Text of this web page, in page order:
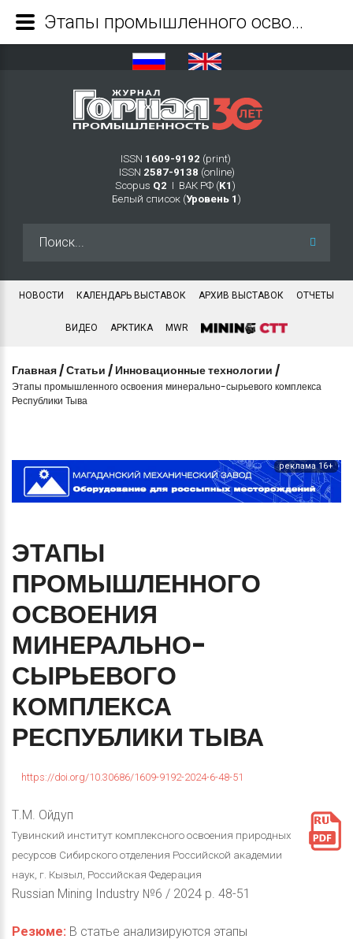
ISSN 1609-9192 (print)
ISSN 2587-9138 (online)
Scopus Q2 Ι ВАК РФ (K1 )
Белый список (Уровень 1 )
НОВОСТИ КАЛЕНДАРЬ ВЫСТАВОК АРХИВ ВЫСТАВОК ОТЧЕТЫ
ВИДЕО АРКТИКА MWR
Главная /Статьи / Инновационные технологии /
Этапы промышленного освоения минерально-сырьевого комплекса
Республики Тыва
реклама 16+
ЭТАПЫ
ПРОМЫШЛЕННОГО
ОСВОЕНИЯ
МИНЕРАЛЬНО-
СЫРЬЕВОГО
КОМПЛЕКСА
РЕСПУБЛИКИ ТЫВА
https://doi.org/10.30686/1609-9192-2024-6-48-51
Т.М. Ойдуп
Тувинский институт комплексного освоения природных
ресурсов Сибирского отделения Российской академии
наук, г. Кызыл, Российская Федерация
Russian Mining Industry №6 / 2024 p. 48-51
Резюме: В статье анализируются этапы
Этапы промышленного освоения минерально-сырьевого комплекса Республики Тыва - Журнал Горная промышленность